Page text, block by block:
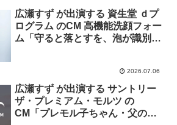
広瀬すず が出演する 資生堂 ｄプ
ログラム のCM 高機能洗顔フォー
ム「守ると落とすを、泡が識別」
2026.07.06
広瀬すず が出演する サントリー
ザ・プレミアム・モルツ の
CM「プレモル子ちゃん・父の